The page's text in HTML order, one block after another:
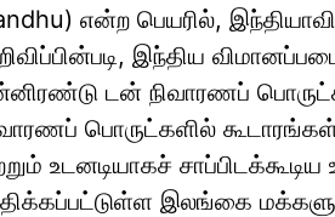
என்ற பெயரில்,
இந்திய
டன் நிவாரணப்
பொருட்களில்
உடனடியாகச்
இலங்கை